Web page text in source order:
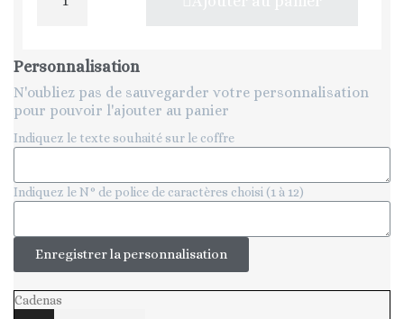
Personnalisation
N'oubliez pas de sauvegarder votre personnalisation
pour pouvoir l'ajouter au panier
Indiquez le texte souhaité sur le coffre
Indiquez le N° de police de caractères choisi (1 à 12)
Enregistrer la personnalisation
Cadenas